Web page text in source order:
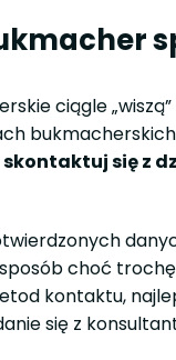
ciągle
się z
choć
kontaktu,
się z